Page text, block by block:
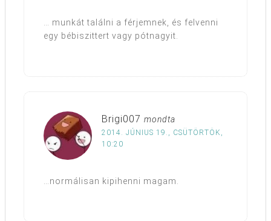
… munkát találni a férjemnek, és felvenni
egy bébiszittert vagy pótnagyit.
Brigi007 mondta
2014. JÚNIUS 19., CSÜTÖRTÖK,
10:20
…normálisan kipihenni magam.